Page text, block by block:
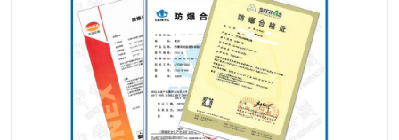
IECEx防爆认证 防爆设计
防爆资质证书 各国防爆认证
SIL认证